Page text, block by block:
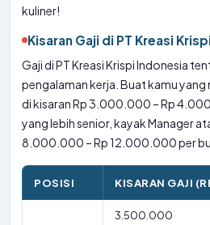
kuliner!
Kisaran Gaji di PT Kreasi
Gaji di PT Kreasi Krispi Indonesia
pengalaman kerja. Buat kamu
di kisaran Rp 3.000.000 – Rp
yang lebih senior, kayak Manager
8.000.000 – Rp 12.000.000 per
POSISI KISARAN GAJI
3.500.000